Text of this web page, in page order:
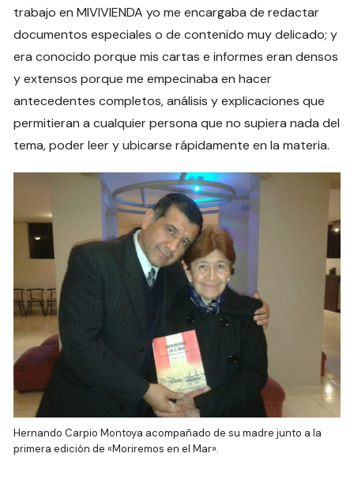
trabajo en MIVIVIENDA yo me encargaba de redactar
documentos especiales o de contenido muy delicado; y
era conocido porque mis cartas e informes eran densos
y extensos porque me empecinaba en hacer
antecedentes completos, análisis y explicaciones que
permitieran a cualquier persona que no supiera nada del
tema, poder leer y ubicarse rápidamente en la materia.
Hernando Carpio Montoya acompañado de su madre junto a la
primera edición de «Moriremos en el Mar».